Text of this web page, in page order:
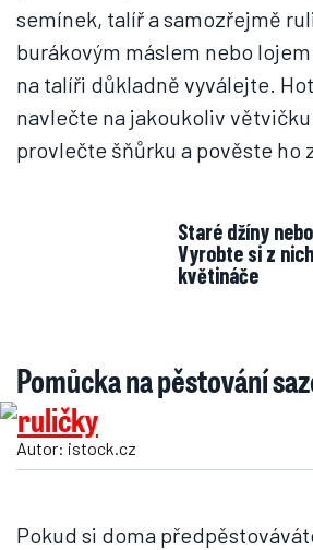
semínek, talíř a samozřejmě
burákovým máslem nebo
na talíři důkladně vyválejte.
navlečte na jakoukoliv
provlečte šňůrku a pověste ho
Staré džíny
Vyrobte si z
květináče
Pomůcka na pěstování
Autor: istock.cz
Pokud si doma